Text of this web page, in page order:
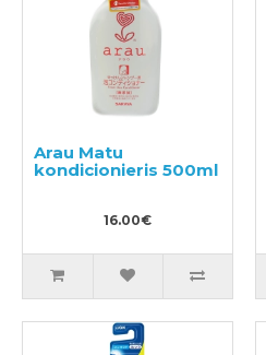
Arau Matu
kondicionieris 500ml
16.00€